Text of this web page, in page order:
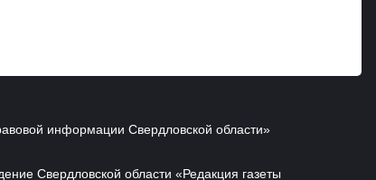
информации Свердловской области»
Свердловской области «Редакция газеты